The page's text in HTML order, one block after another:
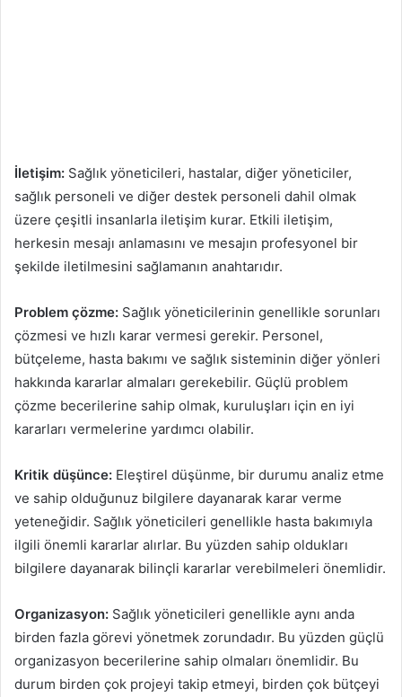
İletişim: Sağlık yöneticileri, hastalar, diğer yöneticiler,
sağlık personeli ve diğer destek personeli dahil olmak
üzere çeşitli insanlarla iletişim kurar. Etkili iletişim,
herkesin mesajı anlamasını ve mesajın profesyonel bir
şekilde iletilmesini sağlamanın anahtarıdır.
Problem çözme: Sağlık yöneticilerinin genellikle sorunları
çözmesi ve hızlı karar vermesi gerekir. Personel,
bütçeleme, hasta bakımı ve sağlık sisteminin diğer yönleri
hakkında kararlar almaları gerekebilir. Güçlü problem
çözme becerilerine sahip olmak, kuruluşları için en iyi
kararları vermelerine yardımcı olabilir.
Kritik düşünce: Eleştirel düşünme, bir durumu analiz etme
ve sahip olduğunuz bilgilere dayanarak karar verme
yeteneğidir. Sağlık yöneticileri genellikle hasta bakımıyla
ilgili önemli kararlar alırlar. Bu yüzden sahip oldukları
bilgilere dayanarak bilinçli kararlar verebilmeleri önemlidir.
Organizasyon: Sağlık yöneticileri genellikle aynı anda
birden fazla görevi yönetmek zorundadır. Bu yüzden güçlü
organizasyon becerilerine sahip olmaları önemlidir. Bu
durum birden çok projeyi takip etmeyi, birden çok bütçeyi